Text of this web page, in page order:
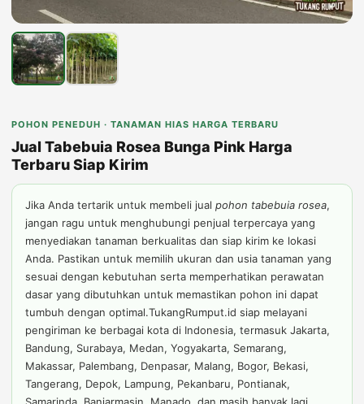
POHON PENEDUH · TANAMAN HIAS HARGA TERBARU
Jual Tabebuia Rosea Bunga Pink Harga
Terbaru Siap Kirim
Jika Anda tertarik untuk membeli jual pohon tabebuia rosea,
jangan ragu untuk menghubungi penjual terpercaya yang
menyediakan tanaman berkualitas dan siap kirim ke lokasi
Anda. Pastikan untuk memilih ukuran dan usia tanaman yang
sesuai dengan kebutuhan serta memperhatikan perawatan
dasar yang dibutuhkan untuk memastikan pohon ini dapat
tumbuh dengan optimal.TukangRumput.id siap melayani
pengiriman ke berbagai kota di Indonesia, termasuk Jakarta,
Bandung, Surabaya, Medan, Yogyakarta, Semarang,
Makassar, Palembang, Denpasar, Malang, Bogor, Bekasi,
Tangerang, Depok, Lampung, Pekanbaru, Pontianak,
Samarinda, Banjarmasin, Manado, dan masih banyak lagi.